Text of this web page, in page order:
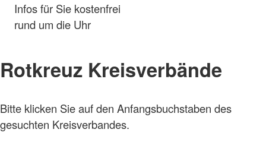
Infos für Sie kostenfrei
rund um die Uhr
Rotkreuz Kreisverbände
Bitte klicken Sie auf den Anfangsbuchstaben des
gesuchten Kreisverbandes.